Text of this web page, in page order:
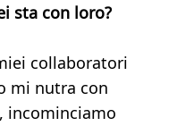
sta con loro?
collaboratori
mi nutra con
incominciamo